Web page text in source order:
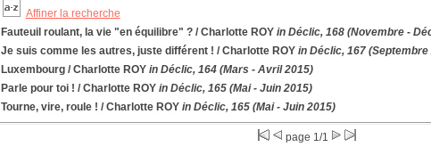
Affiner la recherche
Fauteuil roulant, la vie "en équilibre" ?/ Charlotte ROY in Déclic, 168 (Novembre -
Je suis comme les autres, juste différent ! / Charlotte ROY in Déclic, 167 (Septembre
Luxembourg/ Charlotte ROY in Déclic, 164 (Mars - Avril 2015)
Parle pour toi ! / Charlotte ROY in Déclic, 165 (Mai - Juin 2015)
Tourne, vire, roule ! / Charlotte ROY in Déclic, 165 (Mai - Juin 2015)
page 1/1